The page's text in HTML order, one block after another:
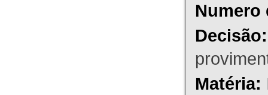
Numero
Decisão:
Matéria: